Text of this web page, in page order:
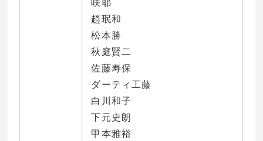
趙珉和
松本勝
秋庭賢二
佐藤寿保
ダーティ工藤
白川和子
下元史朗
甲本雅裕